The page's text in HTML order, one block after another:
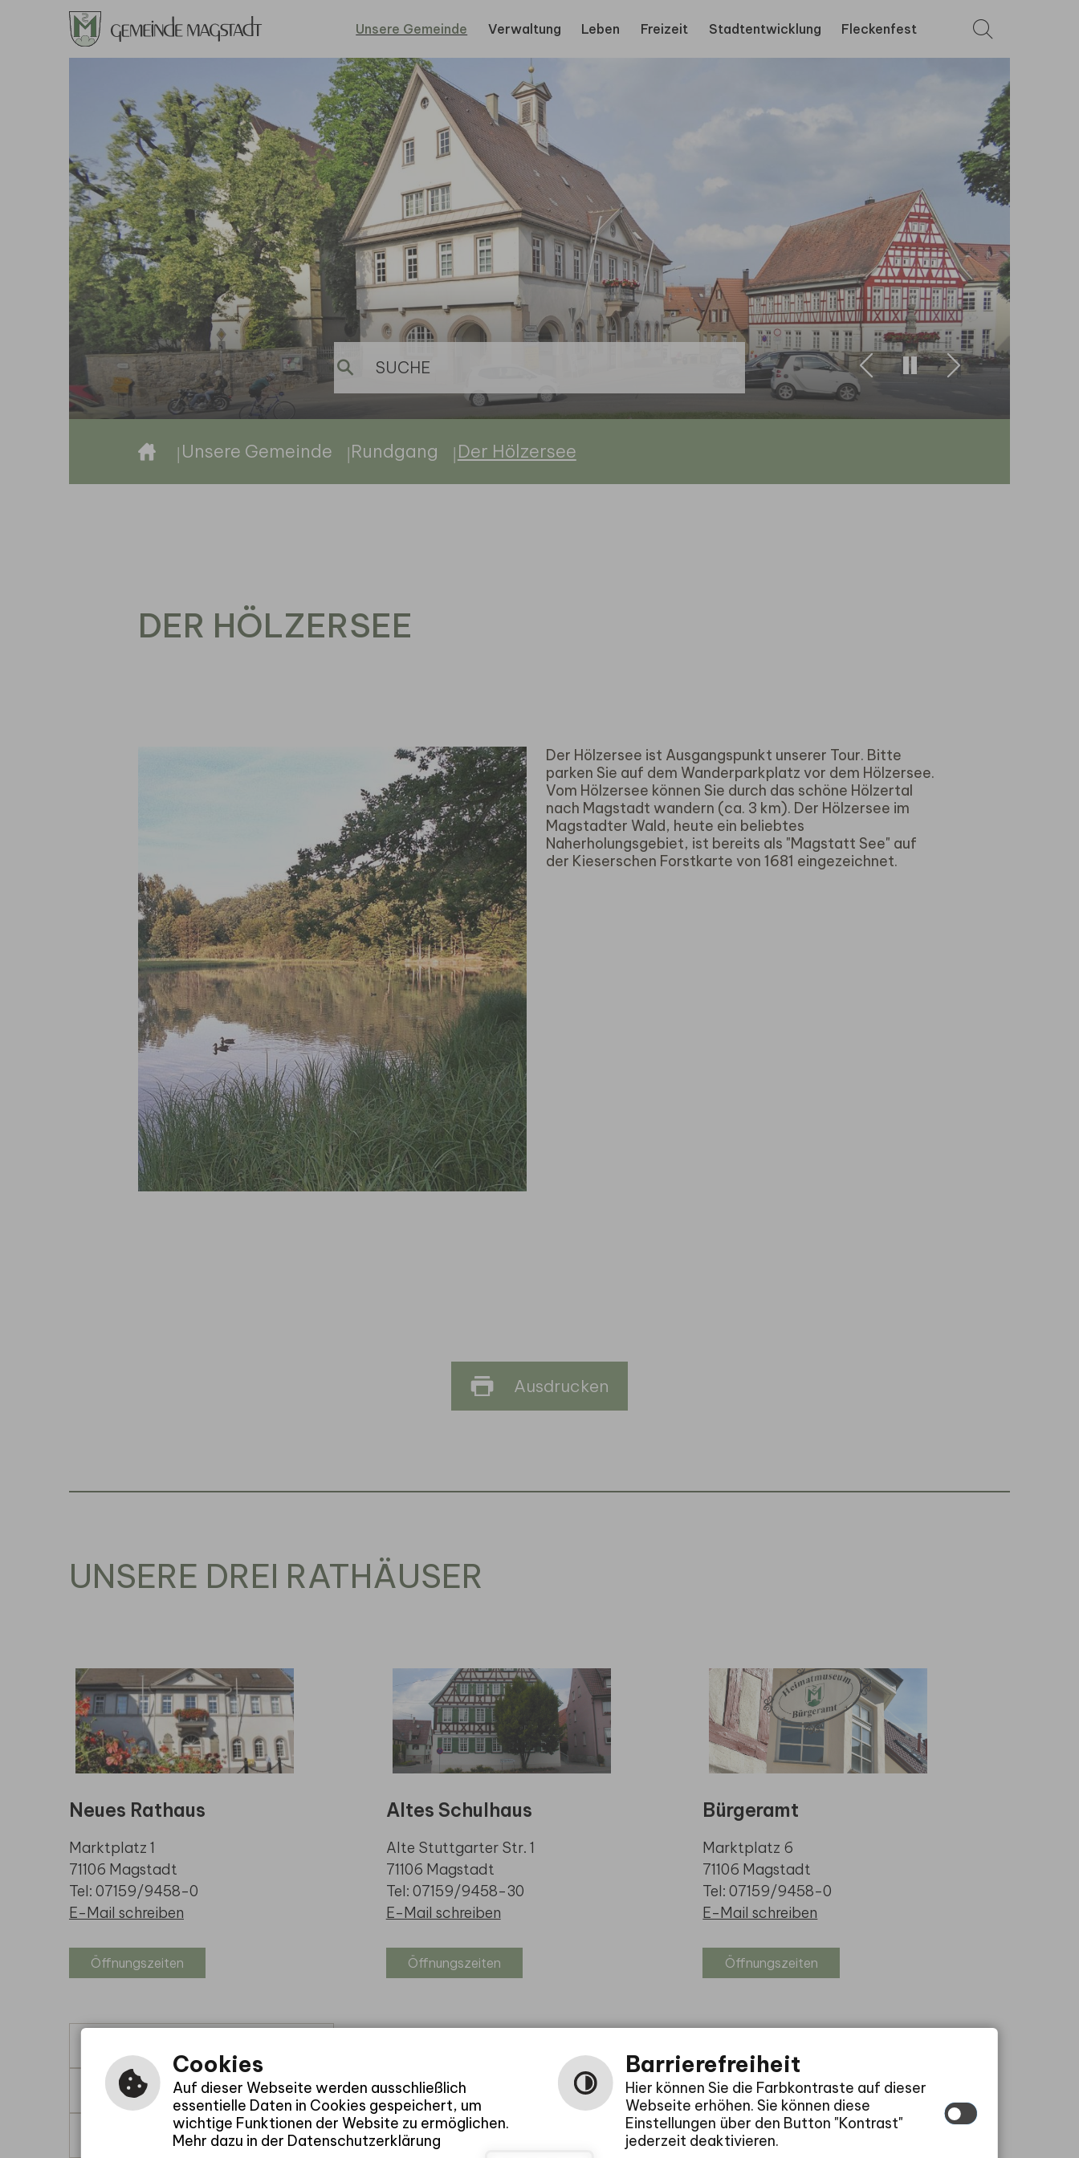
Zum Hauptinhalt springen
Unsere Gemeinde
Verwaltung Leben Freizeit Stadtentwicklung Fleckenfest
Zurück Weiter
Unsere Gemeinde Rundgang Der Hölzersee
DER HÖLZERSEE
Der Hölzersee ist Ausgangspunkt unserer Tour. Bitte
parken Sie auf dem Wanderparkplatz vor dem Hölzersee.
Vom Hölzersee können Sie durch das schöne Hölzertal
nach Magstadt wandern (ca. 3 km). Der Hölzersee im
Magstadter Wald, heute ein beliebtes
Naherholungsgebiet, ist bereits als "Magstatt See" auf
der Kieserschen Forstkarte von 1681 eingezeichnet.
Ausdrucken
UNSERE DREI RATHÄUSER
Neues Rathaus
Marktplatz 1
71106 Magstadt
Tel: 07159/9458-0
E-Mail schreiben
Öffnungszeiten
Altes Schulhaus
Alte Stuttgarter Str. 1
71106 Magstadt
Tel: 07159/9458-30
E-Mail schreiben
Öffnungszeiten
Bürgeramt
Marktplatz 6
71106 Magstadt
Tel: 07159/9458-0
E-Mail schreiben
Öffnungszeiten
Gebärdensprache
Barrierefreie Ansicht
Cookies
Auf dieser Webseite werden ausschließlich
essentielle Daten in Cookies gespeichert, um
wichtige Funktionen der Website zu ermöglichen.
Mehr dazu in der Datenschutzerklärung
Barrierefreiheit
Hier können Sie die Farbkontraste auf dieser
Webseite erhöhen. Sie können diese
Einstellungen über den Button "Kontrast"
jederzeit deaktivieren.